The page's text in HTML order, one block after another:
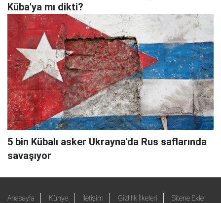
Küba'ya mı dikti?
5 bin Kübalı asker Ukrayna'da Rus saflarında
savaşıyor
Anasayfa Künye İletişim Gizlilik İlkeleri Sitene Ekle